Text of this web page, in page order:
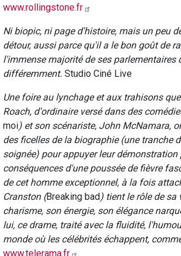
www.rollingstone.fr
Ni biopic, ni page d'histoire, mais un peu
détour, aussi parce qu'il a le bon goût de
l'immense majorité de ses parlementaires
différemment. Studio Ciné Live
Une foire au lynchage et aux trahisons
Roach, d'ordinaire versé dans des
moi) et son scénariste, John McNamara,
des ficelles de la biographie (une tranche
soignée) pour appuyer leur
conséquences d'une poussée de fièvre
de cet homme exceptionnel, à la fois
Cranston (Breaking bad ) tient le rôle de sa
charisme, son énergie, son élégance
lui, ce drame, traité avec la fluidité,
monde où les célébrités échappent,
www.telerama.fr